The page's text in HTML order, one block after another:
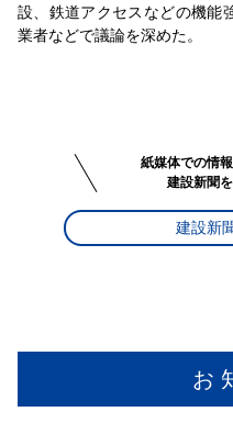
お
設、鉄道アクセスなどの機能
業者などで議論を深めた。
紙媒体での情
建設新聞
建設新